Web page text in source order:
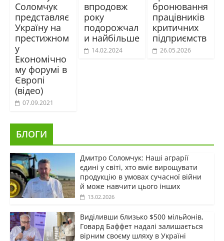
Соломчук
представляє
Україну на
престижном
у
Економічно
му форумі в
Європі
(відео)
07.09.2021
впродовж
року
подорожчал
и найбільше
14.02.2024
бронювання
працівників
критичних
підприємств
26.05.2026
БЛОГИ
Дмитро Соломчук: Наші аграрії
єдині у світі, хто вміє вирощувати
продукцію в умовах сучасної війни
й може навчити цього інших
13.02.2026
Виділивши близько $500 мільйонів,
Говард Баффет надалі залишається
вірним своєму шляху в Україні